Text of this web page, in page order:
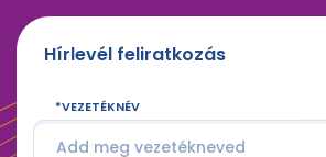
Hírlevél feliratkozás
VEZETÉKNÉV